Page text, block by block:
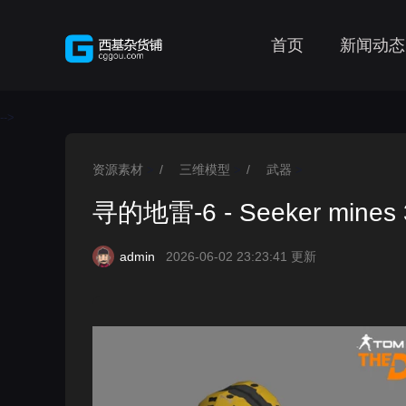
首页 新闻动态
-->
资源素材 / 三维模型 / 武器
寻的地雷-6 - Seeker mines
admin 2026-06-02 23:23:41 更新